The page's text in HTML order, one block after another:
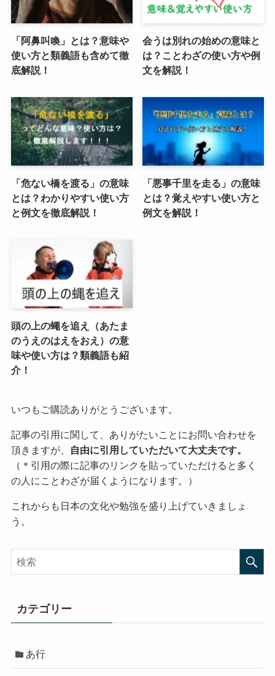
「阿鼻叫喚」とは？意味や
使い方と類義語も含めて徹
底解説！
会うは別れの始めの意味と
は？ことわざの使い方や例
文を解説！
「危ない橋を渡る」の意味
とは？わかりやすい使い方
と例文を徹底解説！
「悪事千里を走る」の意味
とは？覚えやすい使い方と
例文を解説！
頭の上の蠅を追え（あたま
のうえのはえをおえ）の意
味や使い方は？類義語も紹
介！
いつもご購読ありがとうございます。
記事の引用に関して、ありがたいことにお問い合わせを
頂きますが、
自由に引用していただいて大丈夫です。
（＊引用の際に記事のリンクを貼っていただけると多く
の人にことわざが届くようになります。）
これからも日本の文化や勉強を盛り上げていきましょ
う。
カテゴリー
あ行